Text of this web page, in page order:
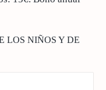
LOS NIÑOS Y DE